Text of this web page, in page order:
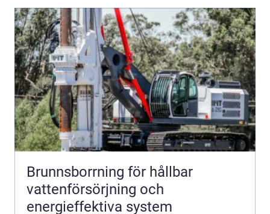
Brunnsborrning för hållbar
vattenförsörjning och
energieffektiva system